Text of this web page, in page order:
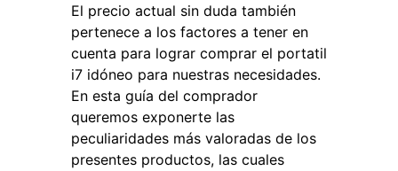
El precio actual sin duda también
pertenece a los factores a tener en
cuenta para lograr comprar el portatil
i7 idóneo para nuestras necesidades.
En esta guía del comprador
queremos exponerte las
peculiaridades más valoradas de los
presentes productos, las cuales